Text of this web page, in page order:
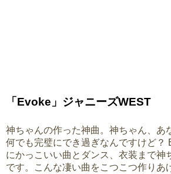
「Evoke」ジャニーズWEST
神ちゃんの作った神曲。神ちゃん、あ
何でも完璧にでき過ぎなんですけど？
にかっこいい曲とダンス、衣装まで神
です。こんな凄い曲をこつこつ作りあ